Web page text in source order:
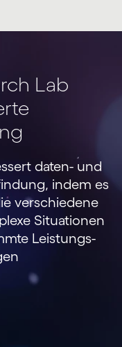
Lab
daten- und
indem es
verschiedene
Situationen
Leistungs­